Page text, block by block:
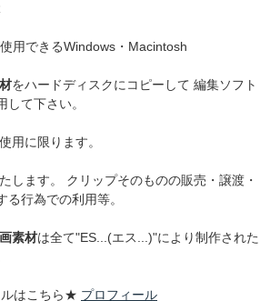
用できるWindows・Macintosh
をハードディスクにコピーして 編集ソフト
して下さい。
用に限ります。
します。 クリップそのものの販売・譲渡・
行為での利用等。
素材は全て"ES...(エス...)"により制作された
はこちら★ プロフィール